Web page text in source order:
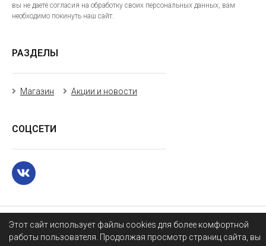
Этот сайт использует файлы cookies для более комфортной
работы пользователя. Продолжая просмотр страниц сайта, вы
вы не даете согласия на обработку своих персональных данных, вам
необходимо покинуть наш сайт.
РАЗДЕЛЫ
Магазин Акции и новости
СОЦСЕТИ